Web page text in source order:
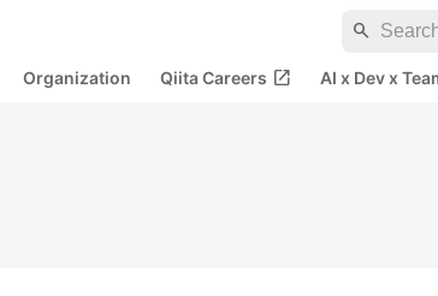
search
Organization Qiita Careers open_in_new AI x Dev x